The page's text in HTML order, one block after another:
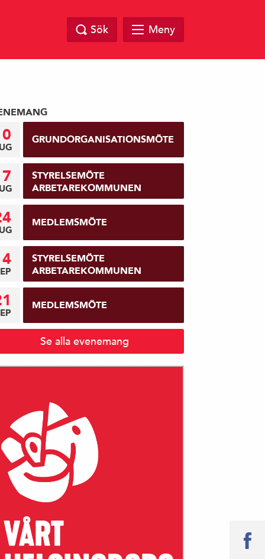
Sök Meny
GRUNDORGANISATIONSMÖTE
STYRELSEMÖTE
ARBETAREKOMMUNEN
MEDLEMSMÖTE
STYRELSEMÖTE
ARBETAREKOMMUNEN
MEDLEMSMÖTE
Se alla evenemang